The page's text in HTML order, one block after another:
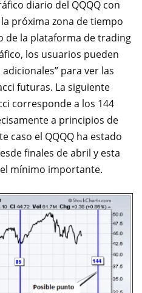
diario del QQQQ con
próxima zona de tiempo
de la plataforma de trading
los usuarios pueden
para ver las
futuras. La siguiente
corresponde a los 144
a principios de
caso el QQQQ ha estado
finales de abril y esta
mínimo importante.